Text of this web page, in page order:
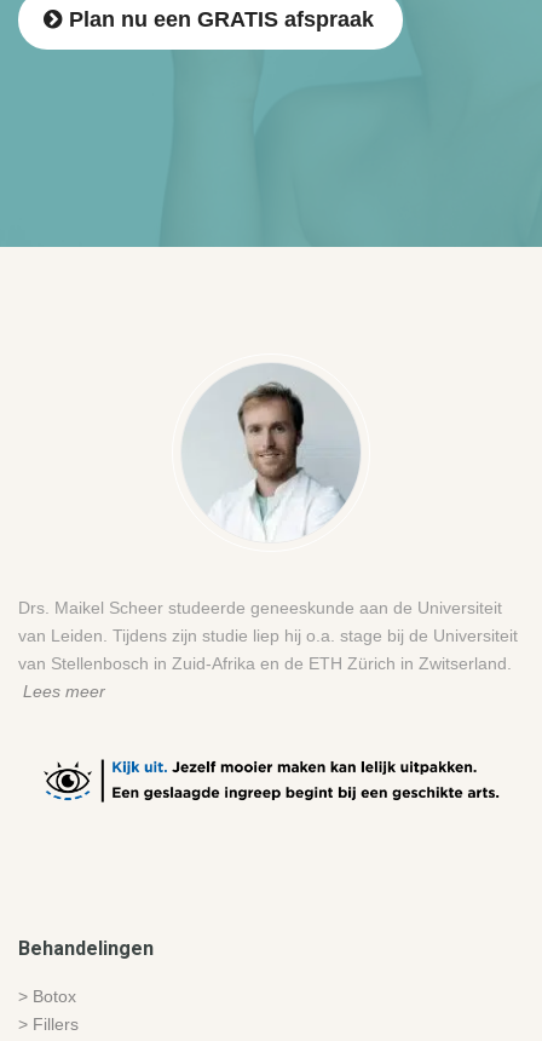
Plan nu een GRATIS afspraak
Drs. Maikel Scheer studeerde geneeskunde aan de Universiteit
van Leiden. Tijdens zijn studie liep hij o.a. stage bij de Universiteit
van Stellenbosch in Zuid-Afrika en de ETH Zürich in Zwitserland.
Lees meer
Behandelingen
> Botox
> Fillers